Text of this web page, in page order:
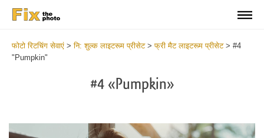
फोटो रिटचिंग सेवाएं >नि: शुल्क लाइटरूम प्रीसेट>फ्री मैट लाइटरूम प्रीसेट> #4
"Pumpkin"
#4 «Pumpkin»